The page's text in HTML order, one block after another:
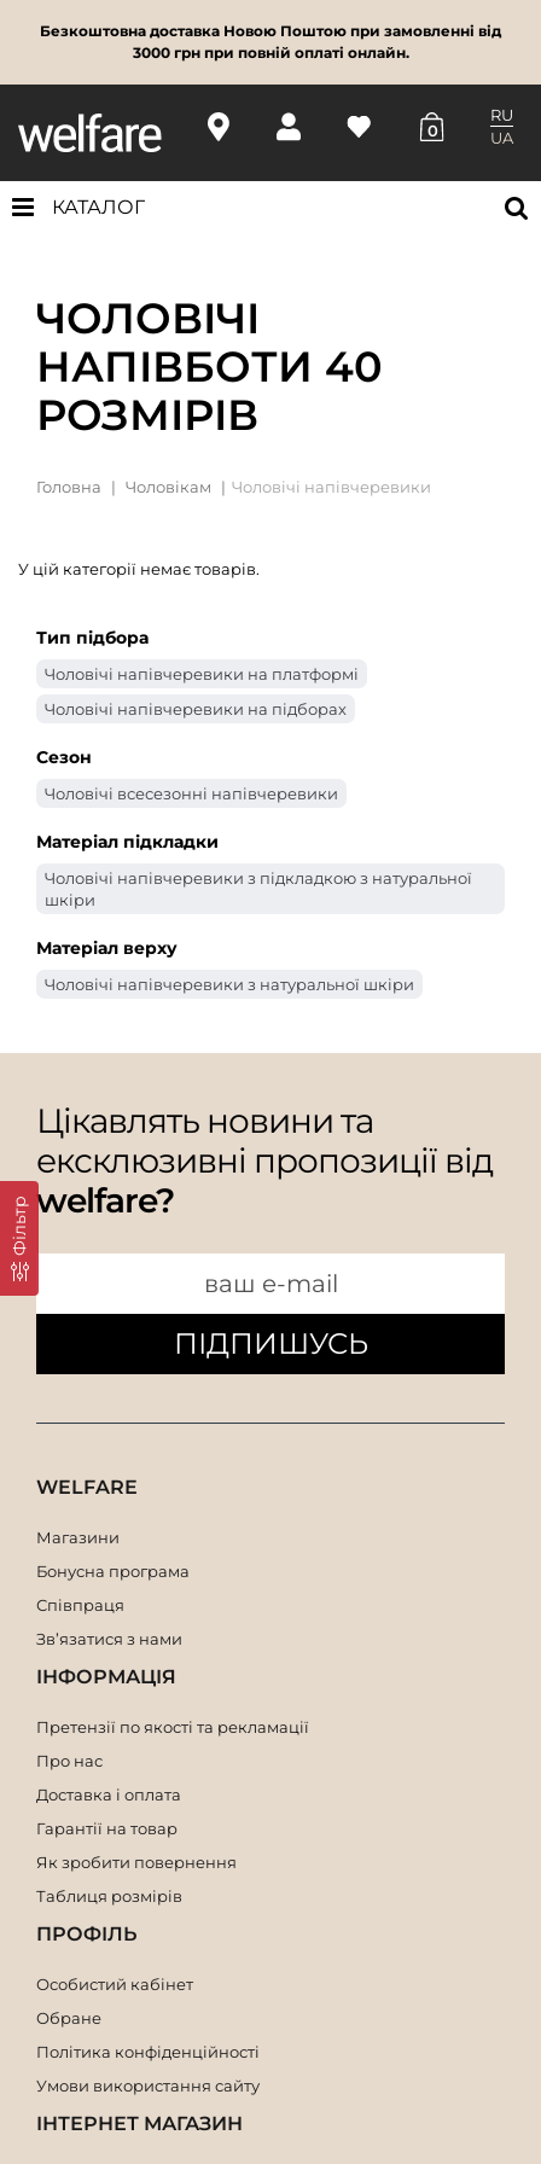
Безкоштовна доставка Новою Поштою при замовленні від
3000 грн при повній оплаті онлайн.
0
RU
UA
КАТАЛОГ
ЧОЛОВІЧІ
НАПІВБОТИ 40
РОЗМІРІВ
Головна Чоловікам Чоловічі напівчеревики
Фільтр
У цій категорії немає товарів.
Тип підбора
Чоловічі напівчеревики на платформі
Чоловічі напівчеревики на підборах
Сезон
Чоловічі всесезонні напівчеревики
Матеріал підкладки
Чоловічі напівчеревики з підкладкою з натуральної
шкіри
Матеріал верху
Чоловічі напівчеревики з натуральної шкіри
Цікавлять новини та
ексклюзивні пропозиції від
welfare?
ПІДПИШУСЬ
WELFARE
Магазини
Бонусна програма
Співпраця
Зв’язатися з нами
ІНФОРМАЦІЯ
Претензії по якості та рекламації
Про нас
Доставка і оплата
Гарантії на товар
Як зробити повернення
Таблиця розмірів
ПРОФІЛЬ
Особистий кабінет
Обране
Політика конфіденційності
Умови використання сайту
ІНТЕРНЕТ МАГАЗИН